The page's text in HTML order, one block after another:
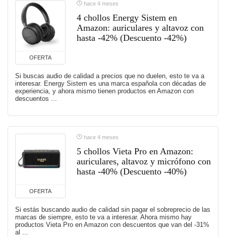
OFERTA
hace 4 meses
4 chollos Energy Sistem en
Amazon: auriculares y altavoz con
hasta -42% (Descuento -42%)
Si buscas audio de calidad a precios que no duelen, esto te va a
interesar. Energy Sistem es una marca española con décadas de
experiencia, y ahora mismo tienen productos en Amazon con
descuentos ...
OFERTA
hace 4 meses
5 chollos Vieta Pro en Amazon:
auriculares, altavoz y micrófono con
hasta -40% (Descuento -40%)
Si estás buscando audio de calidad sin pagar el sobreprecio de las
marcas de siempre, esto te va a interesar. Ahora mismo hay
productos Vieta Pro en Amazon con descuentos que van del -31%
al ...